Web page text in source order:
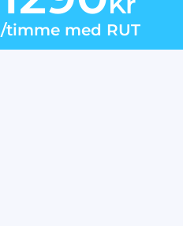
/timme med RUT